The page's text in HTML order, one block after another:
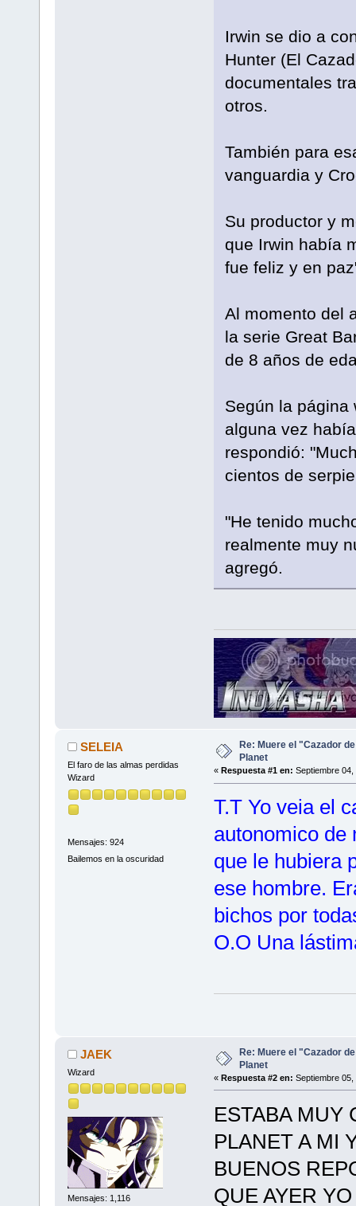
Irwin se dio a
Hunter (El
documentales
otros.
También para
vanguardia y
Su productor y
que Irwin había
fue feliz y en
Al momento del
la serie Great
de 8 años de
Según la página
alguna vez
respondió:
cientos de
"He tenido
realmente muy
agregó.
SELEIA
El faro de las almas perdidas
Wizard
Mensajes: 924
Bailemos en la oscuridad
Re: Muere el "Cazador
Planet
« Respuesta #1 en: Septiembre
T.T Yo veia el
autonomico de
que le hubiera
ese hombre.
bichos por
O.O Una
JAEK
Wizard
Mensajes: 1,116
Re: Muere el "Cazador
Planet
« Respuesta #2 en: Septiembre
ESTABA MUY
PLANET A MI
BUENOS
QUE AYER